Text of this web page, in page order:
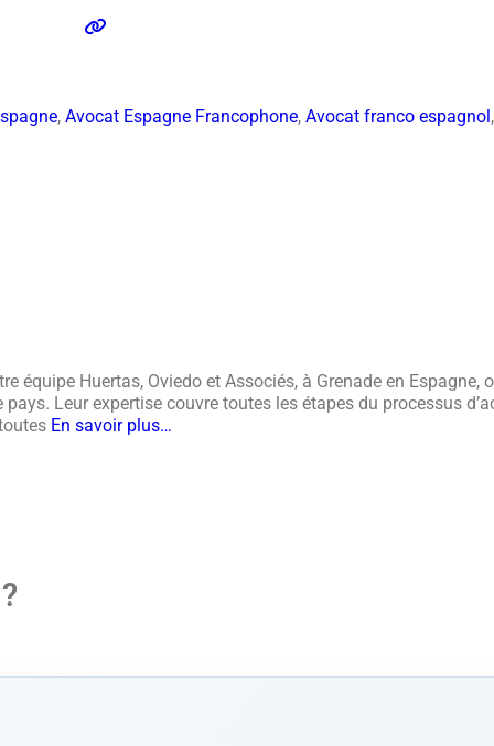
, Avocat Espagne Francophone, Avocat franco espagnol
équipe Huertas, Oviedo et Associés, à Grenade en
Leur expertise couvre toutes les étapes du processus
En savoir plus…